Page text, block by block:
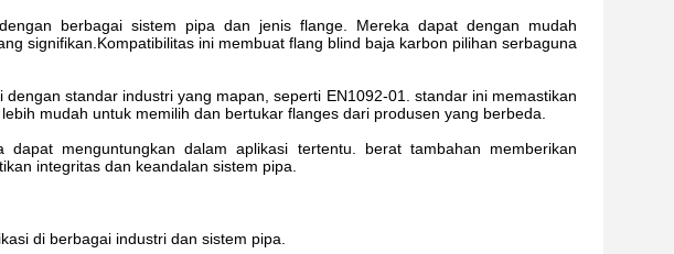
berbagai sistem pipa dan jenis flange. Mereka dapat dengan mudah
signifikan.Kompatibilitas ini membuat flang blind baja karbon pilihan serbaguna
dengan standar industri yang mapan, seperti EN1092-01. standar ini memastikan
mudah untuk memilih dan bertukar flanges dari produsen yang berbeda.
dapat menguntungkan dalam aplikasi tertentu. berat tambahan memberikan
integritas dan keandalan sistem pipa.
di berbagai industri dan sistem pipa.